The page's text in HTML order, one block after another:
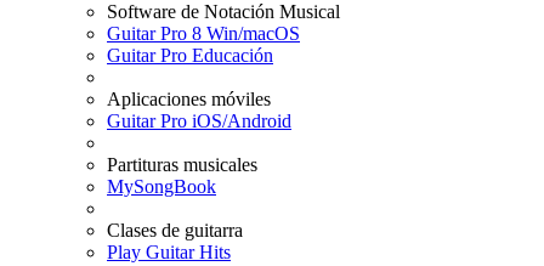
Software de Notación Musical
Guitar Pro 8 Win/macOS
Guitar Pro Educación
Aplicaciones móviles
Guitar Pro iOS/Android
Partituras musicales
MySongBook
Clases de guitarra
Play Guitar Hits